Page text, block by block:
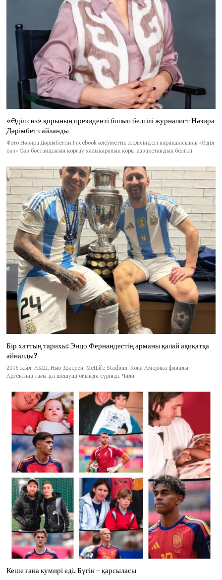
«Әділ сөз» қорының президенті болып белгілі журналист Нәзира
Дәрімбет сайланды
Фото Нәзира Дәрімбеттің Facebook әлеуметтік желісіндегі парақшасынан «Әділ
сөз» Сөз бостандығын қорғау халықаралық қоры қазақстандық белгілі
Бір хаттың тарихы: Энцо Фернандестің арманы қалай ақиқатқа
айналды?
2016 жыл. АҚШ, Нью-Джерси. MetLife Stadium. Копа Америка финалы.
Аргентина тағы да шешуші ойында сүрінді. Чили
Кеше ғана кумирі еді. Бүгін – қарсыласы